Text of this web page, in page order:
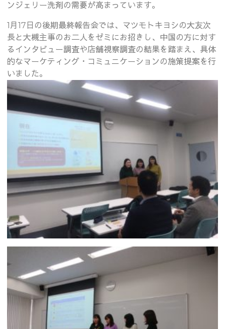
ンジェリー洗剤の需要が高まっています。
1月17日の後期最終報告会では、マツモトキヨシの大友次
長と大槻主事のお二人をゼミにお招きし、中国の方に対す
るインタビュー調査や店舗視察調査の結果を踏まえ、具体
的なマーケティング・コミュニケーションの施策提案を行
いました。